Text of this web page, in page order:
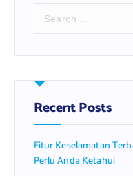
r
h
f
o
:
Recent Posts
Fitur Keselamatan
Perlu Anda Ketahui